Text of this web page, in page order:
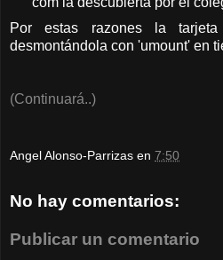
Por estas razones la
desmontándola con 'umount' en
(Continuará..)
Angel Alonso-Parrizas en 7:50
No hay comentarios:
Publicar un comentario